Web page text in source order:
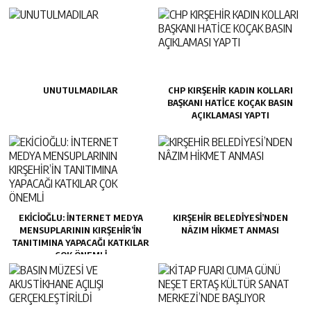
UNUTULMADILAR
CHP KIRŞEHİR KADIN KOLLARI
BAŞKANI HATİCE KOÇAK BASIN
AÇIKLAMASI YAPTI
EKİCİOĞLU: İNTERNET MEDYA
MENSUPLARININ KIRŞEHİR’İN
TANITIMINA YAPACAĞI KATKILAR
ÇOK ÖNEMLİ
KIRŞEHİR BELEDİYESİ’NDEN
NÂZIM HİKMET ANMASI